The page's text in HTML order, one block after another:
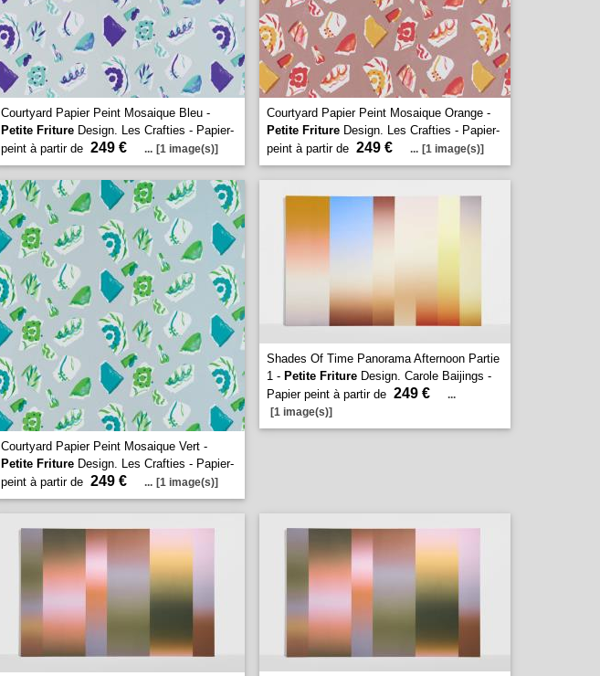
Courtyard Papier Peint Mosaique Bleu -
Petite Friture Design. Les Crafties - Papier-
peint à partir de 249 € ... [1 image(s)]
Courtyard Papier Peint Mosaique Orange -
Petite Friture Design. Les Crafties - Papier-
peint à partir de 249 € ... [1 image(s)]
Courtyard Papier Peint Mosaique Vert -
Petite Friture Design. Les Crafties - Papier-
peint à partir de 249 € ... [1 image(s)]
Shades Of Time Panorama Afternoon Partie
1 - Petite Friture Design. Carole Baijings -
Papier peint à partir de 249 €
...
[1 image(s)]